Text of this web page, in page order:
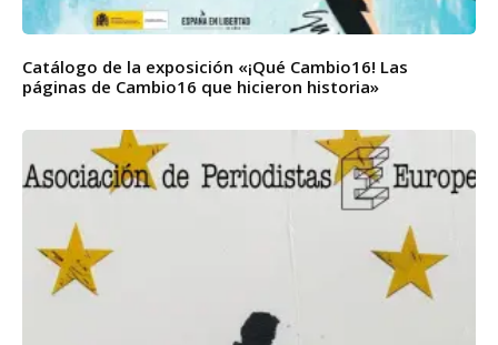
Catálogo de la exposición «¡Qué Cambio16! Las
páginas de Cambio16 que hicieron historia»